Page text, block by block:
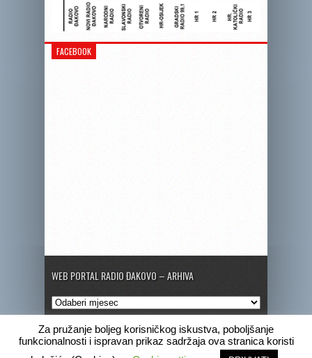
FACEBOOK
WEB PORTAL RADIO ĐAKOVO – ARHIVA
Web
portal
Radio
Đakovo
Copyright © 2020 Radio Đakovo
Za pružanje boljeg korisničkog iskustva, poboljšanje
funkcionalnosti i ispravan prikaz sadržaja ova stranica koristi